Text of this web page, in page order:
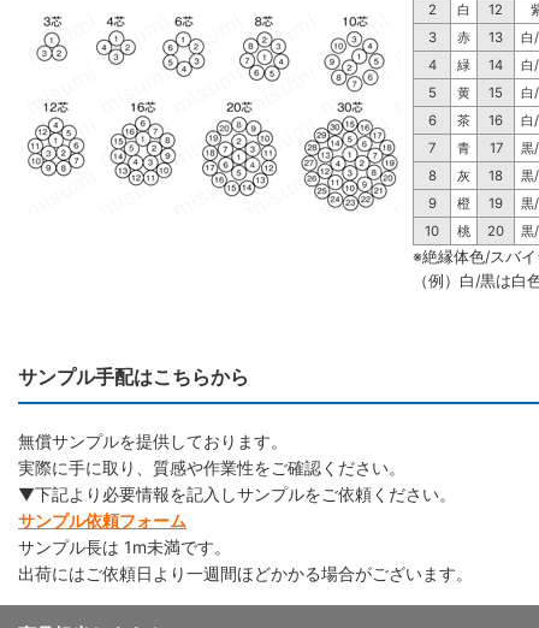
2
白 12
3
赤 13
白
4
緑 14
白
5
黄 15
白
6
茶 16
白
7
青 17
黒
8
灰 18
黒
9
橙 19
黒
10
桃 20 黒
※絶縁体色/スバ
（例）白/黒は白
サンプル手配はこちらから
無償サンプルを提供しております。
実際に手に取り、質感や作業性をご確認ください。
▼下記より必要情報を記入しサンプルをご依頼ください。
サンプル依頼フォーム
サンプル長は 1m未満です。
出荷にはご依頼日より一週間ほどかかる場合がございます。